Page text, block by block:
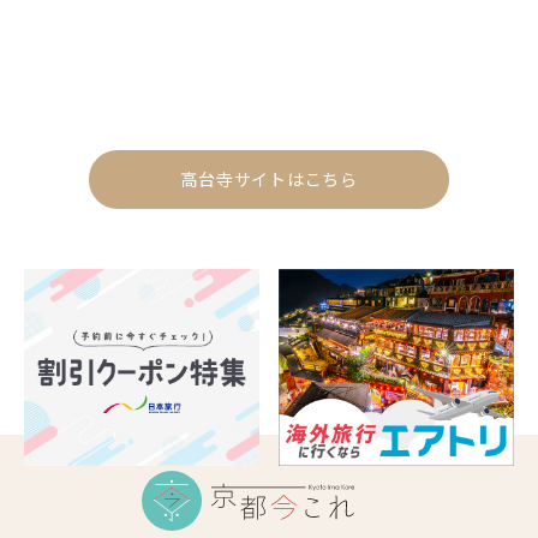
高台寺サイトはこちら